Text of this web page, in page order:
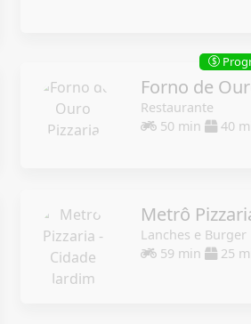
Restaurante
50 min
40
$
Lanches e Burger
59 min
25